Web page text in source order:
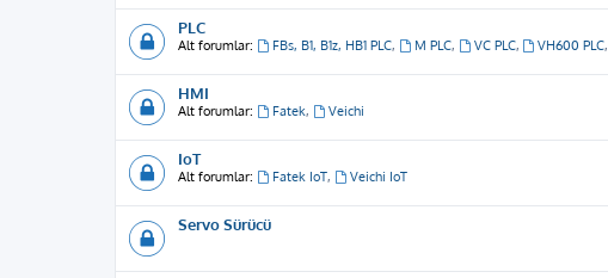
PLC
Alt forumlar: FBs, B1, B1z, HB1 PLC, M PLC, VC PLC, VH600 PLC,
HMI
Alt forumlar: Fatek, Veichi
IoT
Alt forumlar: Fatek IoT, Veichi IoT
Servo Sürücü